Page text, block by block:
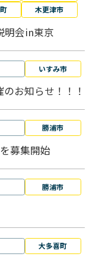
木更津市
明会in東京
いすみ市
お知らせ！！！
勝浦市
募集開始
勝浦市
大多喜町